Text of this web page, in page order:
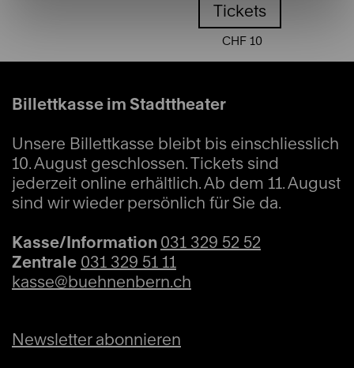
Tickets
CHF 5 - 8
Sa
21.11.2026
Ganzes Haus
Sonderveranstaltungen
Öffentliche Führung
CHF 5 - 8
Tickets
CHF 10
Billettkasse im Stadttheater
Unsere Billettkasse bleibt bis einschliesslich
10. August geschlossen. Tickets sind
jederzeit online erhältlich. Ab dem 11. August
sind wir wieder persönlich für Sie da.
Kasse/Information 031 329 52 52
Zentrale 031 329 51 11
kasse@buehnenbern.ch
Newsletter abonnieren